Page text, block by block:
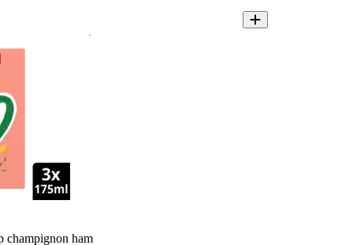
champignon ham